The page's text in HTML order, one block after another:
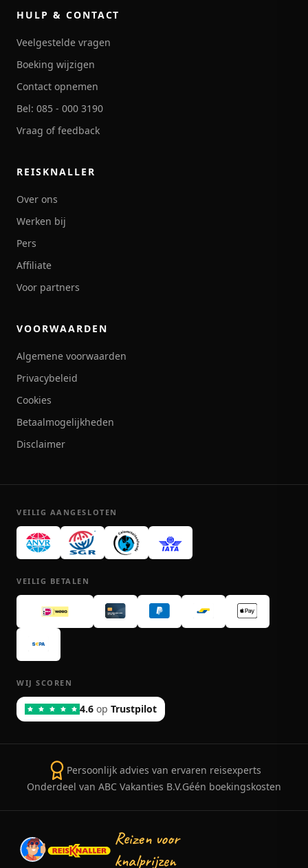
HULP & CONTACT
Veelgestelde vragen
Boeking wijzigen
Contact opnemen
Bel: 085 - 000 3190
Vraag of feedback
REISKNALLER
Over ons
Werken bij
Pers
Affiliate
Voor partners
VOORWAARDEN
Algemene voorwaarden
Privacybeleid
Cookies
Betaalmogelijkheden
Disclaimer
VEILIG AANGESLOTEN
VEILIG BETALEN
WIJ SCOREN
4.6 op Trustpilot
Persoonlijk advies van ervaren reisexperts
Onderdeel van ABC Vakanties B.V.Géén boekingskosten
Reizen voor
knalprijzen